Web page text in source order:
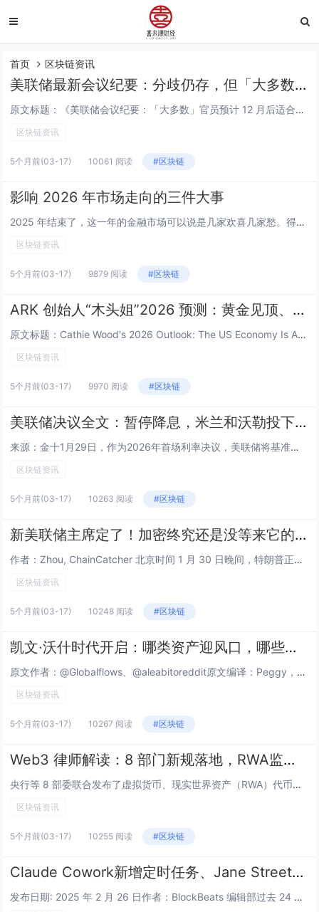
首页 区块链资讯
美联储最新会议纪要：分歧仍存，但「大多数」官员主张继续降息
原文标题：《美联储会议纪要：「大多数」官员预计 12 月后适合继续降息，部分主张「一段时间」按兵不动》原文作者：李丹，华尔街见闻 会议纪要显示，在克服内部巨大分歧于三周前决定继续降息的同时，大多数官员预计，若通胀下行趋势符合他们预期，未来适...
区块链资讯
5个月前(03-17) 10061 阅读 #区块链
影响 2026 年市场走向的三件大事
2025 年结束了，这一年的金融市场可以说是几家欢喜几家愁。得益于美联储降息以及 AI 投资热情的大幅上升，全球股市几乎实现了六年来的最大年度涨幅，黄金、白银、铂金屡创历史新高，传统资产交出了一份亮眼的成绩单。但加密市场却成了这场盛宴中最大...
区块链资讯
5个月前(03-17) 9879 阅读 #区块链
ARK 创始人“木头姐”2026 预测：黄金见顶、美元回升、比特币走出独立行情
原文标题：Cathie Wood's 2026 Outlook: The US Economy Is A Coiled Spring原文作者：Cathie Wood，ARK Invest 创始人原文编译：赵颖，华尔街见闻 ARK Inves...
区块链资讯
5个月前(03-17) 9970 阅读 #区块链
美联储决议全文：暂停降息，米兰和沃勒投下反对票
来源：金十1月29日，作为2026年首场利率决议，美联储将基准利率维持在3.50%-3.75%不变，暂停了自去年9月以来的连续三次降息步伐，符合市场预期。政策声明显示，与会者分歧仍存，理事米兰和理事沃勒对本次利率决议持反对意见，支持降息25...
区块链资讯
5个月前(03-17) 10263 阅读 #区块链
新美联储主席定了！加密终究还是没等来它的利好
作者：Zhou, ChainCatcher 北京时间 1 月 30 日晚间，特朗普正式宣布，提名前美联储理事 Kevin Warsh（凯文·沃什）为下一任美联储主席，接替任期将于 2026 年 5 月 15 日结束的杰罗姆·鲍威尔（Jero...
区块链资讯
5个月前(03-17) 10248 阅读 #区块链
凯文·沃什时代开启：哪类资产迎风口，哪些面临重估？
原文作者：@Globalflows、@aleabitoreddit原文编译：Peggy，BlockBeats 编者按：凯文·沃什出任美联储主席，影响的远不只是一次人事调整，而是市场定价逻辑本身正在发生变化。在沃什的框架下，通胀被重新理解为财...
区块链资讯
5个月前(03-17) 10267 阅读 #区块链
Web3 律师解读：8 部门新规落地，RWA监管路径正式明晰
央行等 8 部委联合发布了虚拟货币、现实世界资产（RWA）代币化相关监管规定：中国人民银行 国家发展改革委 工业和信息化部 公安部 市场监管总局 金融监管总局 中国证监会 国家外汇局《关于进一步防范和处置虚拟货币等相关风险的通知》（银发〔2...
区块链资讯
5个月前(03-17) 10255 阅读 #区块链
Claude Cowork新增定时任务、Jane Street风波持续发酵，海外币圈今天在聊啥？
发布日期: 2025 年 2 月 26 日作者：BlockBeats 编辑部过去 24 小时，加密市场在多个维度呈现出高密度演化。主流话题聚焦于华尔街做市机构的潜在操纵争议与 AI 代理商业化加速带来的结构性冲击；在生态发展方面，Solan...